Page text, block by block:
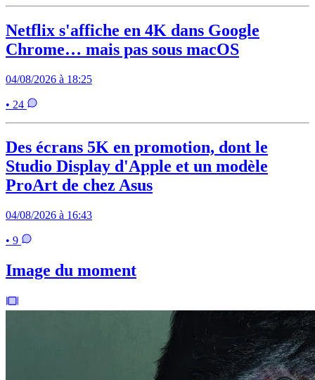
Netflix s'affiche en 4K dans Google
Chrome… mais pas sous macOS
04/08/2026 à 18:25
• 24
Des écrans 5K en promotion, dont le
Studio Display d'Apple et un modèle
ProArt de chez Asus
04/08/2026 à 16:43
• 9
Image du moment